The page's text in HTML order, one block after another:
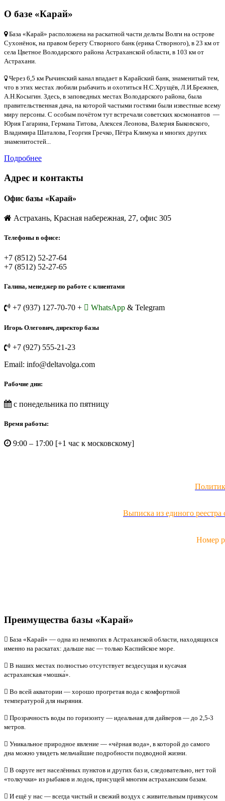
О базе «Карай»
База «Карай» расположена на раскатной части дельты Волги на острове
Сухонёнок, на правом берегу Створного банк (ерика Створного), в 23 км от
села Цветное Володарского района Астраханской области, в 103 км от
Астрахани.
Через 6,5 км Рычинский канал впадает в Карайский банк, знаменитый тем,
что в этих местах любили рыбачить и охотиться Н.С.Хрущёв, Л.И.Брежнев,
А.Н.Косыгин. Здесь, в заповедных местах Володарского района, была
правительственная дача, на которой частыми гостями были известные всему
миру персоны. С особым почётом тут встречали советских космонавтов —
Юрия Гагарина, Германа Титова, Алексея Леонова, Валерия Быковского,
Владимира Шаталова, Георгия Гречко, Пётра Климука и многих других
знаменитостей...
Подробнее
Адрес и контакты
Офис базы «Карай»
Астрахань, Красная набережная, 27, офис 305
Телефоны в офисе:
+7 (8512) 52-27-64
+7 (8512) 52-27-65
Галина, менеджер по работе с клиентами
+7 (937) 127-70-70 + WhatsApp & Telegram
Игорь Олегович, директор базы
+7 (927) 555-21-23
Email: info@deltavolga.com
Рабочие дни:
с понедельника по пятницу
Время работы:
9:00 – 17:00 [+1 час к московскому]
Выписка из единого реестра
Номер
Преимущества базы «Карай»
База «Карай» — одна из немногих в Астраханской области, находящихся
именно на раскатах: дальше нас — только Каспийское море.
В наших местах полностью отсутствует вездесущая и кусачая
астраханская «мошка́».
Во всей акватории — хорошо прогретая вода с комфортной
температурой для ныряния.
Прозрачность воды по горизонту — идеальная для дайверов — до 2,5-3
метров.
Уникальное природное явление — «чёрная вода», в которой до самого
дна можно увидеть мельчайшие подробности подводной жизни.
В округе нет населённых пунктов и других баз и, следовательно, нет той
«толкучки» из рыбаков и лодок, присущей многим астраханским базам.
И ещё у нас — всегда чистый и свежий воздух с живительным привкусом